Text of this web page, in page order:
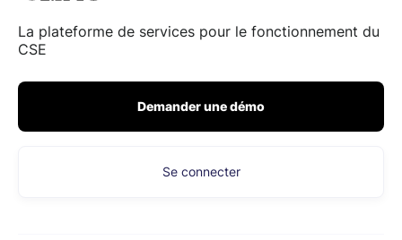
La plateforme de services pour le fonctionnement du
CSE
Demander une démo
Se connecter